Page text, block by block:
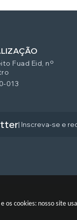
os cookies: nosso site
Fuad Eid, nº
013
| Inscreva-se e